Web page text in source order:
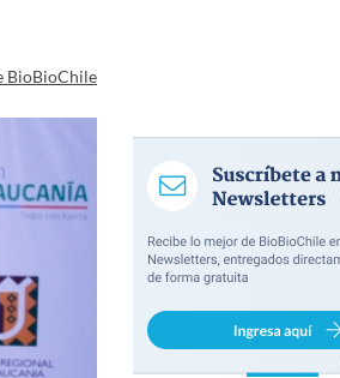
BioBioChile